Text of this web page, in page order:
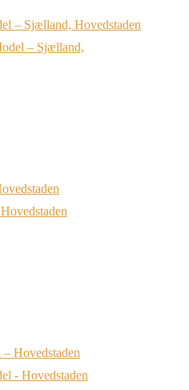
– Sjælland, Hovedstaden
Hovedstaden